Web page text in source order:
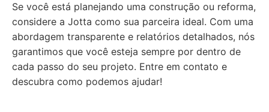
Se você está planejando uma construção ou reforma,
considere a Jotta como sua parceira ideal. Com uma
abordagem transparente e relatórios detalhados, nós
garantimos que você esteja sempre por dentro de
cada passo do seu projeto. Entre em contato e
descubra como podemos ajudar!